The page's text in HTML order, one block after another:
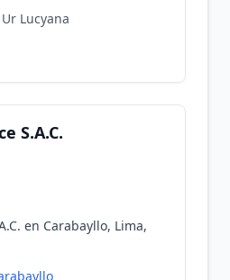
Lucyana
S.A.C.
en Carabayllo, Lima,